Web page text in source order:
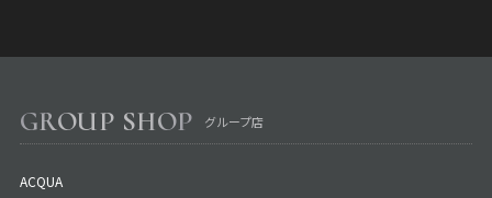
GROUP SHOP グループ店
ACQUA